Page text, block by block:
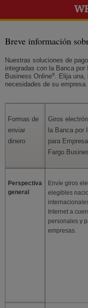
Breve información
Nuestras soluciones de
integradas con la Banca por
Business Online®. Elija una,
necesidades de su empresa.
Skip Table
Formas de
enviar
dinero
Giros
la Banca por
para
Fargo
Perspectiva
general
Envíe giros
elegibles
Internet a
personales y
empresas.